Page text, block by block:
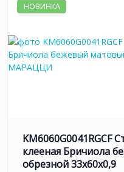
НОВИНКА
KM6060G0041RGCF
клееная Бричиола
обрезной 33x60x0,9